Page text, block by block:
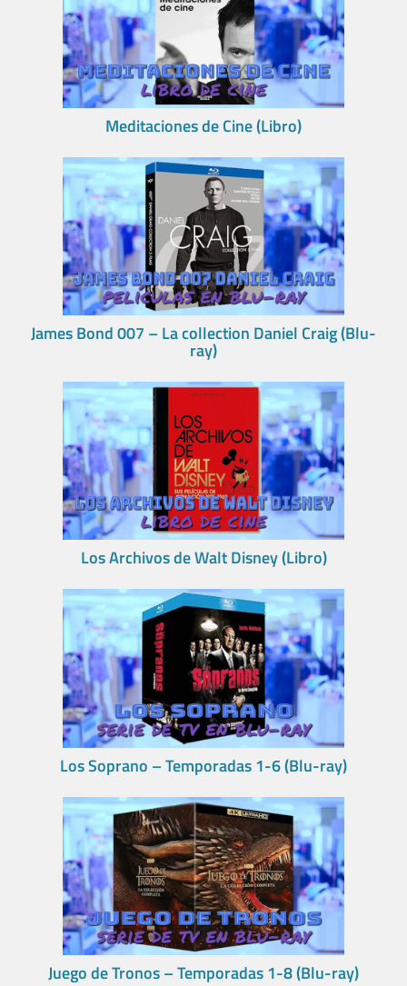
Meditaciones de Cine (Libro)
James Bond 007 – La collection Daniel Craig (Blu-
ray)
Los Archivos de Walt Disney (Libro)
Los Soprano – Temporadas 1-6 (Blu-ray)
Juego de Tronos – Temporadas 1-8 (Blu-ray)